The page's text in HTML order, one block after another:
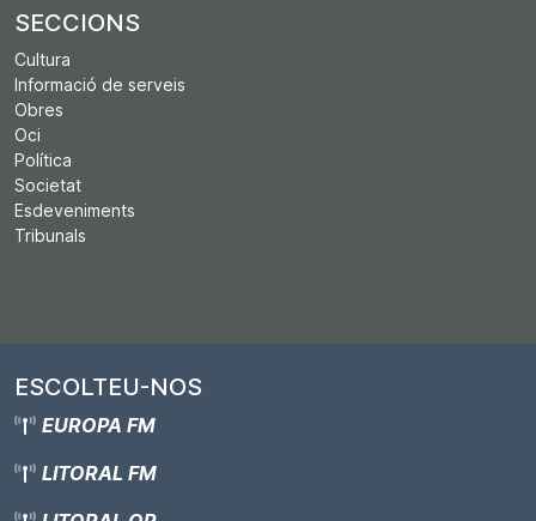
SECCIONS
Cultura
Informació de serveis
Obres
Oci
Política
Societat
Esdeveniments
Tribunals
ESCOLTEU-NOS
EUROPA FM
LITORAL FM